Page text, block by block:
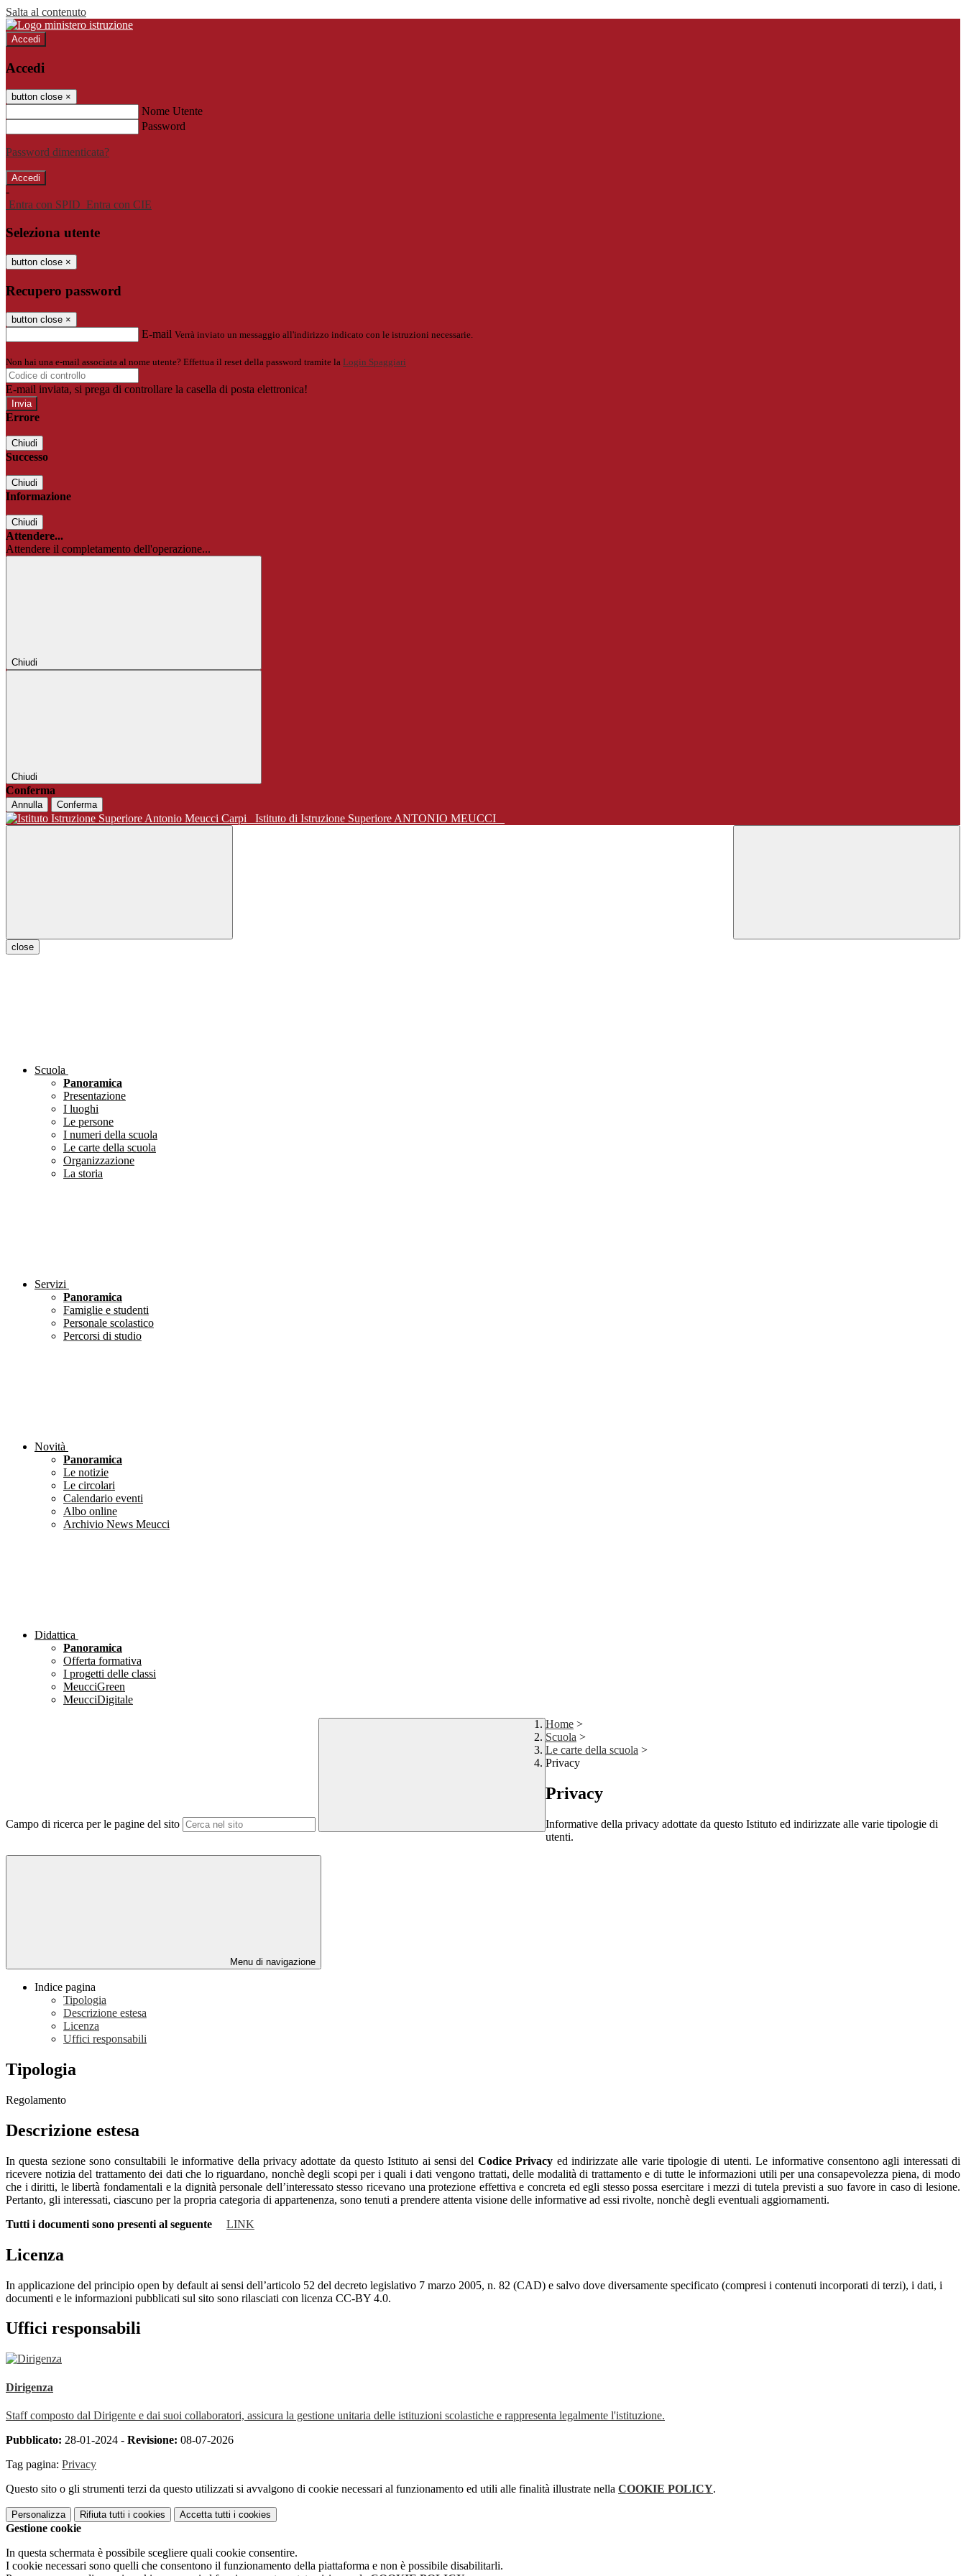
Salta al contenuto
Accedi
Accedi
button close ×
Nome Utente
Password
Password dimenticata?
-
Entra con SPID Entra con CIE
Seleziona utente
button close ×
Recupero password
button close ×
E-mail Verrà inviato un messaggio all'indirizzo indicato con le istruzioni necessarie.
Non hai una e-mail associata al nome utente? Effettua il reset della password tramite la Login Spaggiari
E-mail inviata, si prega di controllare la casella di posta elettronica!
Errore
Chiudi
Successo
Chiudi
Informazione
Chiudi
Attendere...
Attendere il completamento dell'operazione...
Chiudi
Chiudi
Conferma
Annulla Conferma
Istituto di Istruzione Superiore ANTONIO MEUCCI
close
Scuola
Panoramica
Presentazione
I luoghi
Le persone
I numeri della scuola
Le carte della scuola
Organizzazione
La storia
Servizi
Panoramica
Famiglie e studenti
Personale scolastico
Percorsi di studio
Novità
Panoramica
Le notizie
Le circolari
Calendario eventi
Albo online
Archivio News Meucci
Didattica
Panoramica
Offerta formativa
I progetti delle classi
MeucciGreen
MeucciDigitale
Campo di ricerca per le pagine del sito
Home >
Scuola >
Le carte della scuola >
Privacy
Privacy
Informative della privacy adottate da questo Istituto ed indirizzate alle varie tipologie di
utenti.
Menu di navigazione
Indice pagina
Tipologia
Descrizione estesa
Licenza
Uffici responsabili
Tipologia
Regolamento
Descrizione estesa
In questa sezione sono consultabili le informative della privacy adottate da questo Istituto ai sensi del Codice Privacy ed indirizzate alle varie tipologie di utenti. Le informative consentono agli interessati di
ricevere notizia del trattamento dei dati che lo riguardano, nonchè degli scopi per i quali i dati vengono trattati, delle modalità di trattamento e di tutte le informazioni utili per una consapevolezza piena, di modo
che i diritti, le libertà fondamentali e la dignità personale dell’interessato stesso ricevano una protezione effettiva e concreta ed egli stesso possa esercitare i mezzi di tutela previsti a suo favore in caso di lesione.
Pertanto, gli interessati, ciascuno per la propria categoria di appartenenza, sono tenuti a prendere attenta visione delle informative ad essi rivolte, nonchè degli eventuali aggiornamenti.
Tutti i documenti sono presenti al seguente
LINK
Licenza
In applicazione del principio open by default ai sensi dell’articolo 52 del decreto legislativo 7 marzo 2005, n. 82 (CAD) e salvo dove diversamente specificato (compresi i contenuti incorporati di terzi), i dati, i
documenti e le informazioni pubblicati sul sito sono rilasciati con licenza CC-BY 4.0.
Uffici responsabili
Dirigenza
Staff composto dal Dirigente e dai suoi collaboratori, assicura la gestione unitaria delle istituzioni scolastiche e rappresenta legalmente l'istituzione.
Pubblicato: 28-01-2024 - Revisione: 08-07-2026
Tag pagina: Privacy
Questo sito o gli strumenti terzi da questo utilizzati si avvalgono di cookie necessari al funzionamento ed utili alle finalità illustrate nella COOKIE POLICY.
Personalizza Rifiuta tutti i cookies Accetta tutti i cookies
Gestione cookie
In questa schermata è possibile scegliere quali cookie consentire.
I cookie necessari sono quelli che consentono il funzionamento della piattaforma e non è possibile disabilitarli.